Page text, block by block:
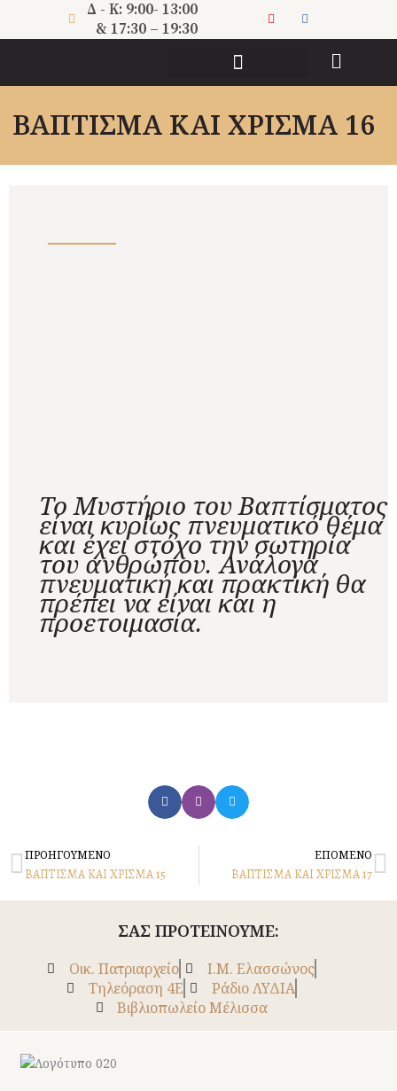
Δ - Κ: 9:00- 13:00
& 17:30 – 19:30
ΒΑΠΤΙΣΜΑ ΚΑΙ ΧΡΙΣΜΑ 16
Το Μυστήριο του Βαπτίσματος
είναι κυρίως πνευματικό θέμα
και έχει στόχο την σωτηρία
του ανθρώπου. Ανάλογα
πνευματική και πρακτική θα
πρέπει να είναι και η
προετοιμασία.
Prev
ΠΡΟΗΓΟΥΜΕΝΟ
ΒΑΠΤΙΣΜΑ ΚΑΙ ΧΡΙΣΜΑ 15
ΕΠΟΜΕΝΟ
ΒΑΠΤΙΣΜΑ ΚΑΙ ΧΡΙΣΜΑ 17
ΣΑΣ ΠΡΟΤΕΙΝΟΥΜΕ:
Οικ. Πατριαρχείο
Ι.Μ. Ελασσώνος
Tηλεόραση 4Ε
Ράδιο ΛΥΔΙΑ
Βιβλιοπωλείο Μέλισσα